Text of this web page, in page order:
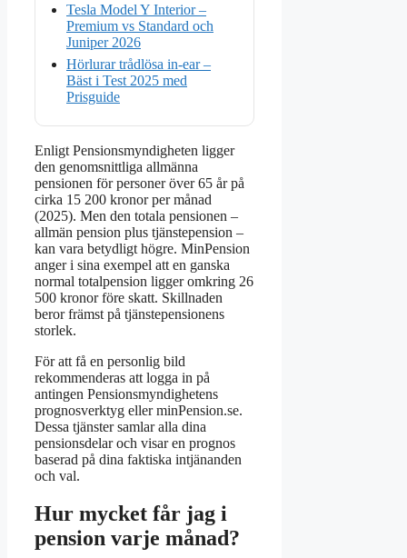
Tesla Model Y Interior –
Premium vs Standard och
Juniper 2026
Hörlurar trådlösa in-ear –
Bäst i Test 2025 med
Prisguide
Enligt Pensionsmyndigheten ligger
den genomsnittliga allmänna
pensionen för personer över 65 år på
cirka 15 200 kronor per månad
(2025). Men den totala pensionen –
allmän pension plus tjänstepension –
kan vara betydligt högre. MinPension
anger i sina exempel att en ganska
normal totalpension ligger omkring 26
500 kronor före skatt. Skillnaden
beror främst på tjänstepensionens
storlek.
För att få en personlig bild
rekommenderas att logga in på
antingen Pensionsmyndighetens
prognosverktyg eller minPension.se.
Dessa tjänster samlar alla dina
pensionsdelar och visar en prognos
baserad på dina faktiska intjänanden
och val.
Hur mycket får jag i
pension varje månad?